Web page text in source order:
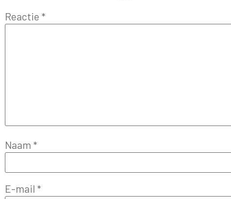
Reactie *
Naam *
E-mail *